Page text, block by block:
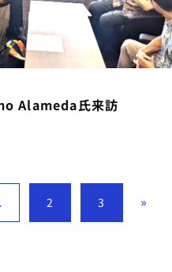
Alameda氏来訪
2 3 »